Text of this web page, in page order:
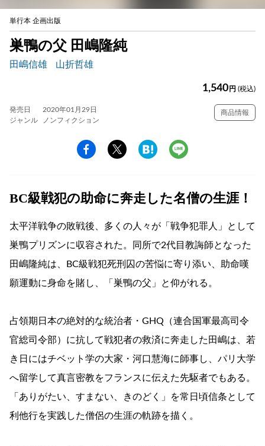
単行本 企画出版
巣鴨の父 田嶋隆純
田嶋信雄 山折哲雄
1,540 円 (税込)
発売日
2020年01月29日
ジャンル
ノンフィクション
商品情報
BC級戦犯の助命に奔走した名僧の生涯！
太平洋戦争の敗戦後、多くの人々が「戦争犯罪人」として
巣鴨プリズンに収容された。同所で2代目教誨師となった
田嶋隆純は、BC級戦犯死刑囚の苦悩に寄り添い、助命嘆
願運動に身命を賭し、「巣鴨の父」と仰がれる。
占領期日本の絶対的な統治者・GHQ（連合国軍最高司令
官総司令部）に抗して戦犯者の救済に奔走した田嶋は、若
き日にはチベット学の大家・河口慧海に師事し、パリ大学
へ留学して真言密教をフランスに伝えた先駆者でもある。
「ありがたい、すまない、きのどく」を常日頃信条として
利他行を実践した僧侶の生涯の軌跡を描く。